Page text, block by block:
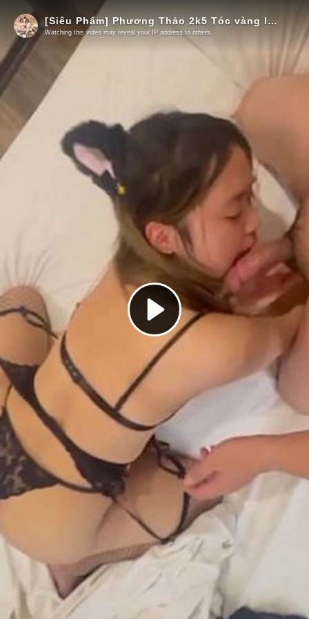
Play
Video
[Siêu Phẩm] Phương Thảo 2k5 Tóc vàng lộ full clip Gangbang Cân 5 bắn nước rên la thảm thiết giọng rên siêu dâm đĩ Part 4
Watching this video may reveal your IP address to others.